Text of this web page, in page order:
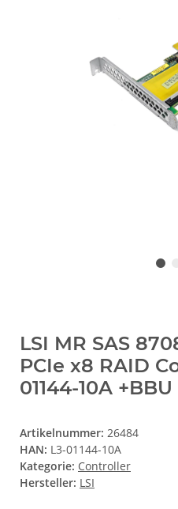
LSI MR SAS
PCIe x8 RAID
01144-10A +BBU
Artikelnummer: 26484
HAN: L3-01144-10A
Kategorie: Controller
Hersteller: LSI